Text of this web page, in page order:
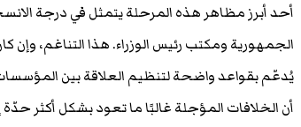
أحد أبرز مظاهر هذه المرحلة يتمثل في درجة
الجمهورية ومكتب رئيس الوزراء. هذا التناغم، وإن
يُدعّم بقواعد واضحة لتنظيم العلاقة بين
أن الخلافات المؤجلة غالبًا ما تعود بشكل أكثر